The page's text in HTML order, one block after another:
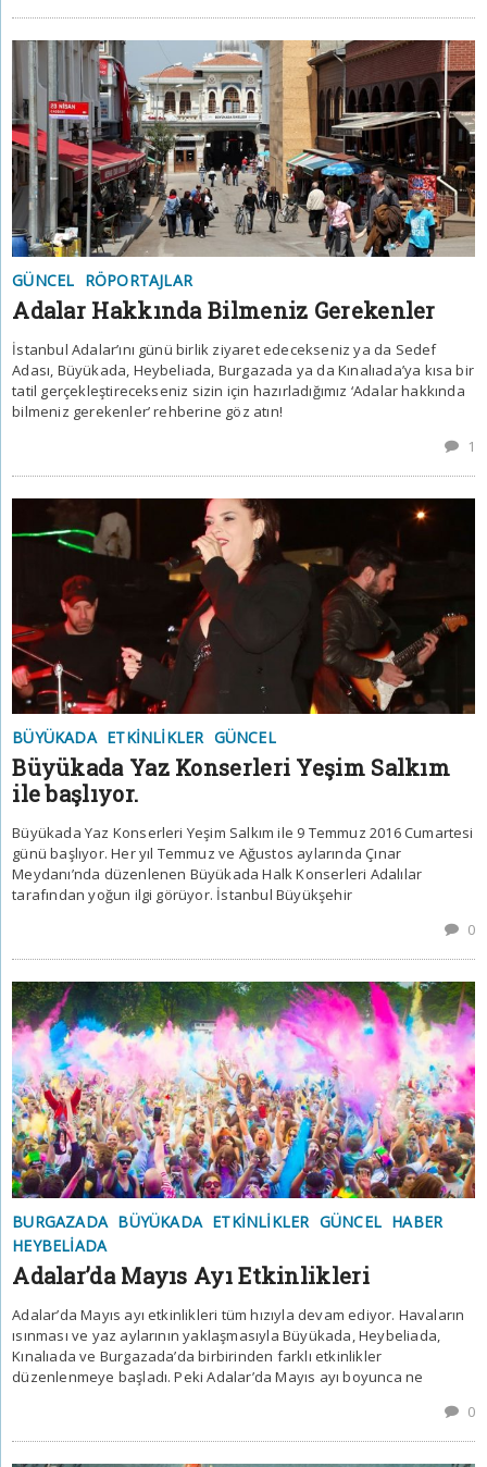
GÜNCEL RÖPORTAJLAR
Adalar Hakkında Bilmeniz Gerekenler
İstanbul Adalar’ını günü birlik ziyaret edecekseniz ya da Sedef
Adası, Büyükada, Heybeliada, Burgazada ya da Kınalıada’ya kısa bir
tatil gerçekleştirecekseniz sizin için hazırladığımız ‘Adalar hakkında
bilmeniz gerekenler’ rehberine göz atın!
1
BÜYÜKADA ETKINLIKLER GÜNCEL
Büyükada Yaz Konserleri Yeşim Salkım
ile başlıyor.
Büyükada Yaz Konserleri Yeşim Salkım ile 9 Temmuz 2016 Cumartesi
günü başlıyor. Her yıl Temmuz ve Ağustos aylarında Çınar
Meydanı’nda düzenlenen Büyükada Halk Konserleri Adalılar
tarafından yoğun ilgi görüyor. İstanbul Büyükşehir
0
BURGAZADA BÜYÜKADA ETKINLIKLER GÜNCEL HABER
HEYBELIADA
Adalar’da Mayıs Ayı Etkinlikleri
Adalar’da Mayıs ayı etkinlikleri tüm hızıyla devam ediyor. Havaların
ısınması ve yaz aylarının yaklaşmasıyla Büyükada, Heybeliada,
Kınalıada ve Burgazada’da birbirinden farklı etkinlikler
düzenlenmeye başladı. Peki Adalar’da Mayıs ayı boyunca ne
0